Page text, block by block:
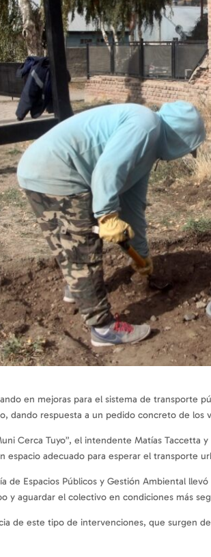
en mejoras para el sistema de transporte
dando respuesta a un pedido concreto de los
Cerca Tuyo”, el intendente Matías
espacio adecuado para esperar el transporte
de Espacios Públicos y Gestión Ambiental
y aguardar el colectivo en condiciones más
de este tipo de intervenciones, que surgen